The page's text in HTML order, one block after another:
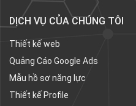
DỊCH VỤ CỦA CHÚNG TÔI
Thiết kế web
Quảng Cáo Google Ads
Mẫu hồ sơ năng lực
Thiết kế Profile